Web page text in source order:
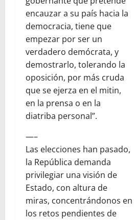
encauzar a su país hacia la
democracia, tiene que
empezar por ser un
verdadero demócrata, y
demostrarlo, tolerando la
oposición, por más cruda
que se ejerza en el mitin,
en la prensa o en la
diatriba personal”.
—–
Las elecciones han pasado,
la República demanda
privilegiar una visión de
Estado, con altura de
miras, concentrándonos en
los retos pendientes de